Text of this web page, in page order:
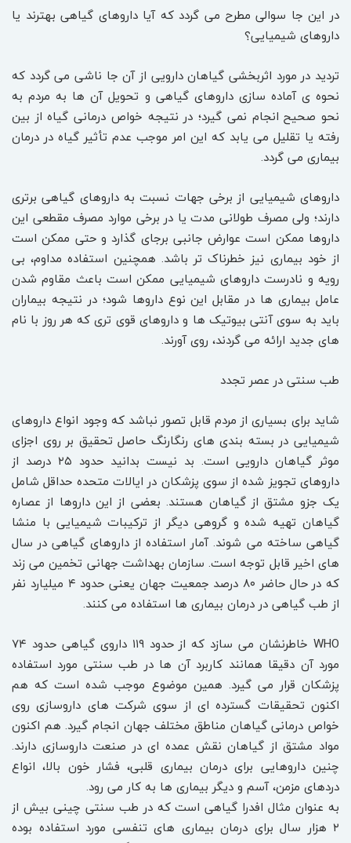
در این جا سوالی مطرح می ‌گردد که آیا داروهای گیاهی بهترند یا
داروهای شیمیایی؟
تردید در مورد اثربخشی گیاهان دارویی از آن جا ناشی می‌ گردد که
نحوه ی آماده‌ سازی داروهای گیاهی و تحویل آن ها به مردم به
نحو صحیح انجام نمی ‌گیرد؛ در نتیجه خواص درمانی گیاه از بین
رفته یا تقلیل می ‌یابد که این امر موجب عدم تأثیر گیاه در درمان
بیماری می ‌گردد.
داروهای شیمیایی از برخی جهات نسبت به داروهای گیاهی برتری
دارند؛ ولی مصرف طولانی مدت یا در برخی موارد مصرف مقطعی این
داروها ممکن است عوارض جانبی برجای گذارد و حتی ممکن است
از خود بیماری نیز خطرناک ‌تر باشد. همچنین استفاده مداوم، بی
رویه و نادرست داروهای شیمیایی ممکن است باعث مقاوم شدن
عامل بیماری‌ ها در مقابل این نوع داروها شود؛ در نتیجه بیماران
باید به سوی آنتی بیوتیک‌ ها و داروهای قوی ‌تری که هر روز با نام
های جدید ارائه می ‌گردند، روی آورند.
طب سنتی در عصر تجدد
شاید برای بسیاری از مردم قابل تصور نباشد که وجود انواع داروهای
شیمیایی در بسته بندی های رنگارنگ حاصل تحقیق بر روی اجزای
موثر گیاهان دارویی است. بد نیست بدانید حدود ۲۵ درصد از
داروهای تجویز شده از سوی پزشکان در ایالات متحده حداقل شامل
یک جزو مشتق از گیاهان هستند. بعضی از این داروها از عصاره
گیاهان تهیه شده و گروهی دیگر از ترکیبات شیمیایی با منشا
گیاهی ساخته می شوند. آمار استفاده از داروهای گیاهی در سال
های اخیر قابل توجه است. سازمان بهداشت جهانی تخمین می زند
که در حال حاضر ۸۰ درصد جمعیت جهان یعنی حدود ۴ میلیارد نفر
از طب گیاهی در درمان بیماری ها استفاده می کنند.
WHO خاطرنشان می سازد که از حدود ۱۱۹ داروی گیاهی حدود ۷۴
مورد آن دقیقا همانند کاربرد آن ها در طب سنتی مورد استفاده
پزشکان قرار می گیرد. همین موضوع موجب شده است که هم
اکنون تحقیقات گسترده ای از سوی شرکت های داروسازی روی
خواص درمانی گیاهان مناطق مختلف جهان انجام گیرد. هم اکنون
مواد مشتق از گیاهان نقش عمده ای در صنعت داروسازی دارند.
چنین داروهایی برای درمان بیماری قلبی، فشار خون بالا، انواع
دردهای مزمن، آسم و دیگر بیماری ها به کار می رود.
به عنوان مثال افدرا گیاهی است که در طب سنتی چینی بیش از
۲ هزار سال برای درمان بیماری های تنفسی مورد استفاده بوده